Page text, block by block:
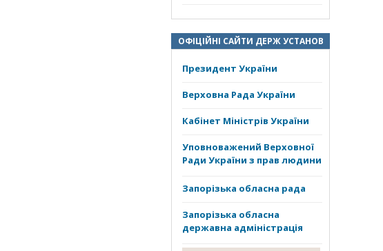
ОФІЦІЙНІ САЙТИ ДЕРЖ УСТАНОВ
Президент України
Верховна Рада України
Кабінет Міністрів України
Уповноважений Верховної
Ради України з прав людини
Запорізька обласна рада
Запорізька обласна
державна адміністрація